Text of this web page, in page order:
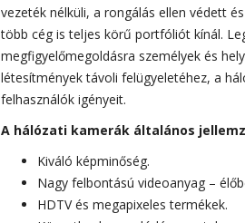
vezeték nélküli, a rongálás ellen védett
több cég is teljes körű portfóliót kínál.
megfigyelőmegoldásra személyek és
létesítmények távoli felügyeletéhez, a
felhasználók igényeit.
A hálózati kamerák általános
Kiváló képminőség.
Nagy felbontású videoanyag –
HDTV és megapixeles termékek.